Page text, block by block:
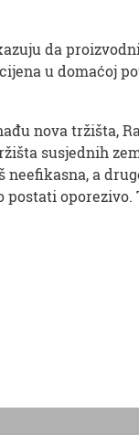
da
u domaćoj
nova tržišta,
susjednih
a